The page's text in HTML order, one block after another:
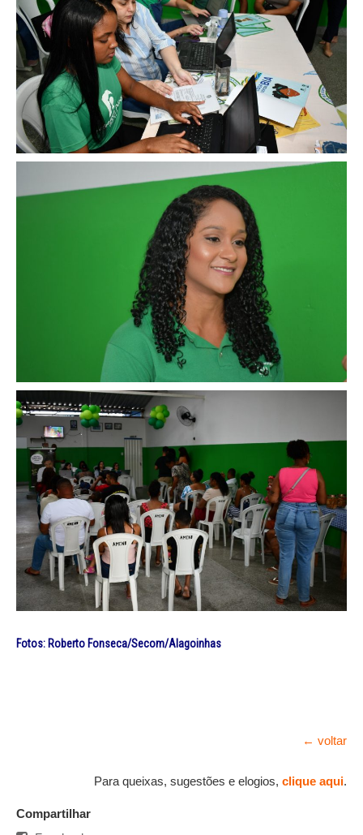
Fotos: Roberto Fonseca/Secom/Alagoinhas
← voltar
Para queixas, sugestões e elogios, clique aqui.
Compartilhar